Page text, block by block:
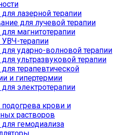
лазерной терапии
для лучевой терапии
магнитотерапии
терапии
ударно-волновой терапии
ультразвуковой терапии
терапевтической
и гипертермии
электротерапии
крови и
растворов
гемодиализа